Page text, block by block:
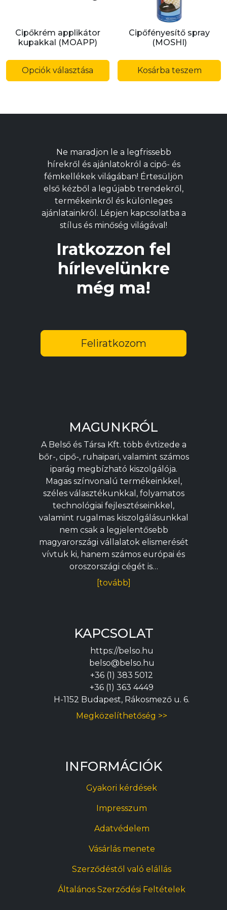
Cipőkrém applikátor
kupakkal (MOAPP)
Opciók választása
terméknek
a
termékoldalon
választhatók
ki
Cipőfényesítő spray
(MOSHI)
Kosárba teszem
Ne maradjon le a legfrissebb
hírekről és ajánlatokról a cipő- és
fémkellékek világában! Értesüljön
első kézből a legújabb trendekről,
termékeinkről és különleges
ajánlatainkról. Lépjen kapcsolatba a
stílus és minőség világával!
Iratkozzon fel
hírlevelünkre
még ma!
Feliratkozom
MAGUNKRÓL
A Belső és Társa Kft. több évtizede a
bőr-, cipő-, ruhaipari, valamint számos
iparág megbízható kiszolgálója.
Magas színvonalú termékeinkkel,
széles választékunkkal, folyamatos
technológiai fejlesztéseinkkel,
valamint rugalmas kiszolgálásunkkal
nem csak a legjelentősebb
magyarországi vállalatok elismerését
vívtuk ki, hanem számos európai és
oroszországi cégét is…
[tovább]
KAPCSOLAT
https://belso.hu
belso@belso.hu
+36 (1) 383 5012
+36 (1) 363 4449
H-1152 Budapest, Rákosmező u. 6.
Megközelíthetőség >>
INFORMÁCIÓK
Gyakori kérdések
Impresszum
Adatvédelem
Vásárlás menete
Szerződéstől való elállás
Általános Szerződési Feltételek